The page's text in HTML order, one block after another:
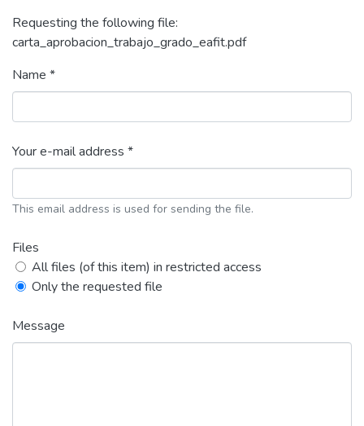
Requesting the following file:
carta_aprobacion_trabajo_grado_eafit.pdf
Name *
Your e-mail address *
This email address is used for sending the file.
Files
All files (of this item) in restricted access
Only the requested file
Message